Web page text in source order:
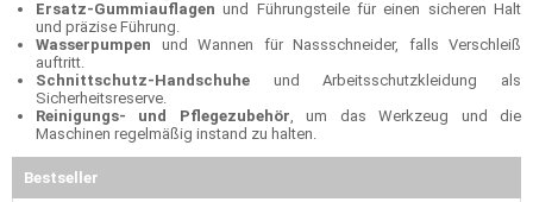
Ersatz-Gummiauflagen und Führungsteile für einen sicheren Halt
und präzise Führung.
Wasserpumpen und Wannen für Nassschneider, falls Verschleiß
auftritt.
Schnittschutz-Handschuhe und Arbeitsschutzkleidung als
Sicherheitsreserve.
Reinigungs- und Pflegezubehör, um das Werkzeug und die
Maschinen regelmäßig instand zu halten.
Bestseller